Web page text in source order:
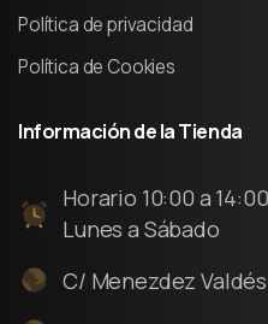
Política de privacidad
Política de Cookies
InformacióndelaTienda
Horario 10:00 a
Lunes a Sábado
C/ Menezdez